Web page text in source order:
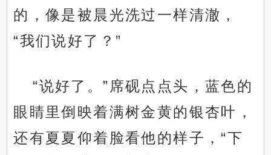
的，像是被晨光洗过一样清澈，
“我们说好了？”
“说好了。”席砚点点头，蓝色的
眼睛里倒映着满树金黄的银杏叶，
还有夏夏仰着脸看他的样子，“下